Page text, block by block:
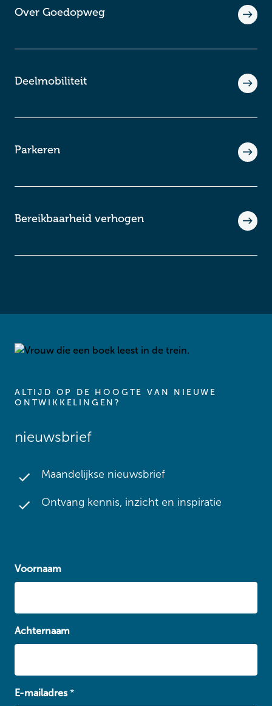
Over Goedopweg
Deelmobiliteit
Parkeren
Bereikbaarheid verhogen
ALTIJD OP DE HOOGTE VAN NIEUWE
ONTWIKKELINGEN?
nieuwsbrief
Maandelijkse nieuwsbrief
Ontvang kennis, inzicht en inspiratie
Voornaam
Achternaam
E-mailadres*